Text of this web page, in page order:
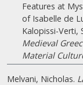
Features at
of Isabelle de
Kalopissi-Verti,
Medieval
Material
Melvani, Nicholas.